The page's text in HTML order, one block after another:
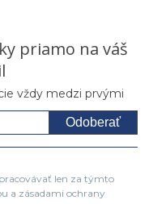
priamo na váš
vždy medzi prvými
Odoberať
len za týmto
a zásadami ochrany